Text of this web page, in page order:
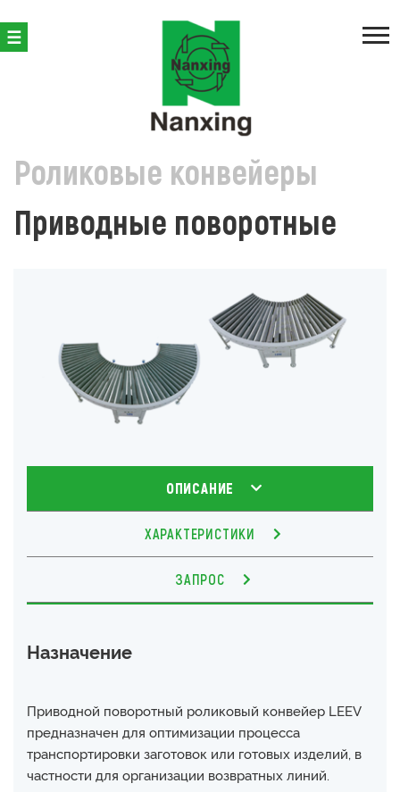
ПРОИЗВОДСТВО КОРПУСНОЙ МЕБЕЛИ
Роликовые конвейеры
Приводные поворотные
ОПИСАНИЕ
ХАРАКТЕРИСТИКИ
ЗАПРОС
Назначение
Приводной поворотный роликовый конвейер LEEV
предназначен для оптимизации процесса
транспортировки заготовок или готовых изделий, в
частности для организации возвратных линий.